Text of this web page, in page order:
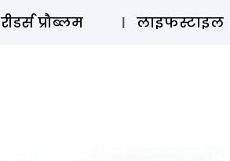
रीडर्स प्रौब्लम लाइफस्टाइल